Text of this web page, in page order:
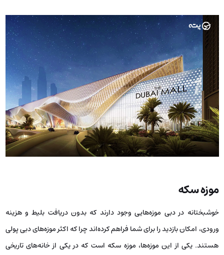
موزه سکه
خوشبختانه در دبی موزه‌هایی وجود دارند که بدون دریافت بلیط و هزینه
ورودی، امکان بازدید را برای شما فراهم کرده‌اند چرا که اکثر موزه‌های دبی پولی
هستند. یکی از این موزه‌ها، موزه سکه است که در یکی از خانه‌های تاریخی